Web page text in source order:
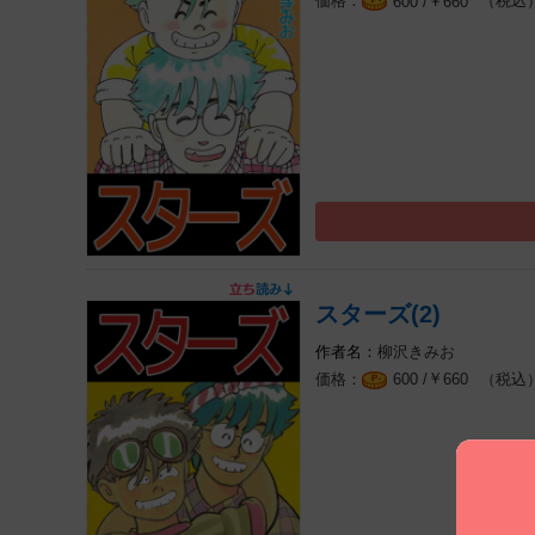
スターズ(2)
柳沢きみお
600 / ￥ 660 （税込）